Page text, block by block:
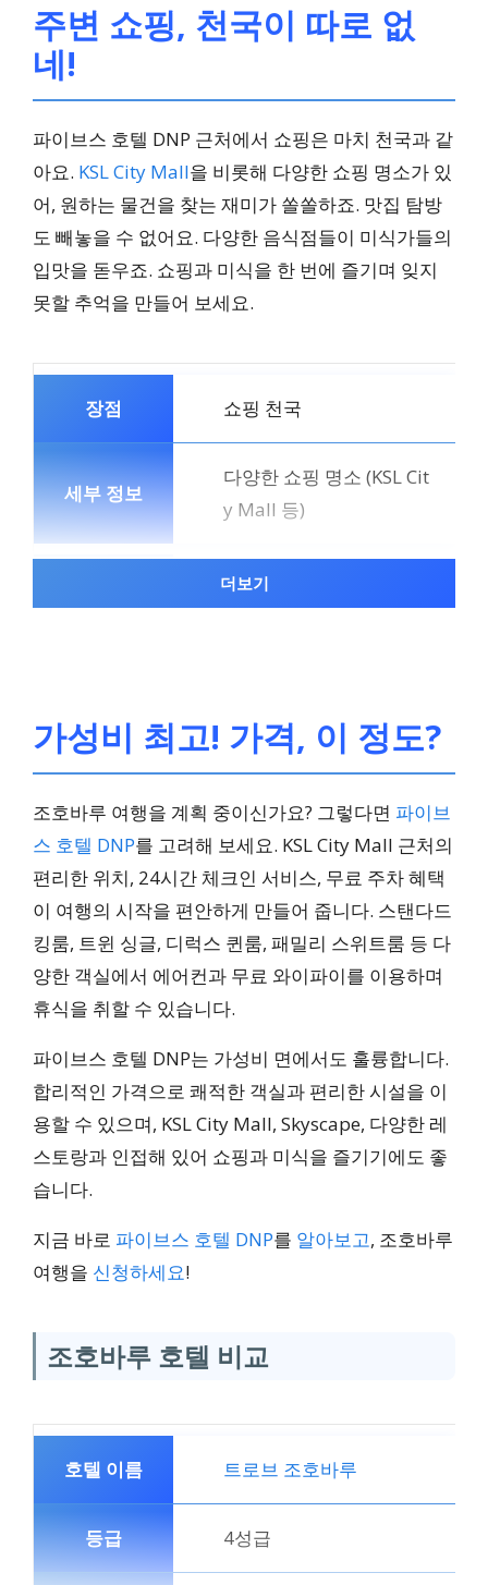
주변 쇼핑, 천국이 따로 없
네!
파이브스 호텔 DNP 근처에서 쇼핑은 마치 천국과 같
아요. KSL City Mall을 비롯해 다양한 쇼핑 명소가 있
어, 원하는 물건을 찾는 재미가 쏠쏠하죠. 맛집 탐방
도 빼놓을 수 없어요. 다양한 음식점들이 미식가들의
입맛을 돋우죠. 쇼핑과 미식을 한 번에 즐기며 잊지
못할 추억을 만들어 보세요.
쇼핑 천국
다양한 쇼핑 명소 (KSL Cit
y Mall 등)
미식의 즐거움
추억 제조
쇼핑 & 미식 동시 체험
더보기
가성비 최고! 가격, 이 정도?
조호바루 여행을 계획 중이신가요? 그렇다면 파이브
스 호텔 DNP를 고려해 보세요. KSL City Mall 근처의
편리한 위치, 24시간 체크인 서비스, 무료 주차 혜택
이 여행의 시작을 편안하게 만들어 줍니다. 스탠다드
킹룸, 트윈 싱글, 디럭스 퀸룸, 패밀리 스위트룸 등 다
양한 객실에서 에어컨과 무료 와이파이를 이용하며
휴식을 취할 수 있습니다.
파이브스 호텔 DNP는 가성비 면에서도 훌륭합니다.
합리적인 가격으로 쾌적한 객실과 편리한 시설을 이
용할 수 있으며, KSL City Mall, Skyscape, 다양한 레
스토랑과 인접해 있어 쇼핑과 미식을 즐기기에도 좋
습니다.
지금 바로 파이브스 호텔 DNP를 알아보고, 조호바루
여행을 신청하세요!
조호바루 호텔 비교
트로브 조호바루
4성급